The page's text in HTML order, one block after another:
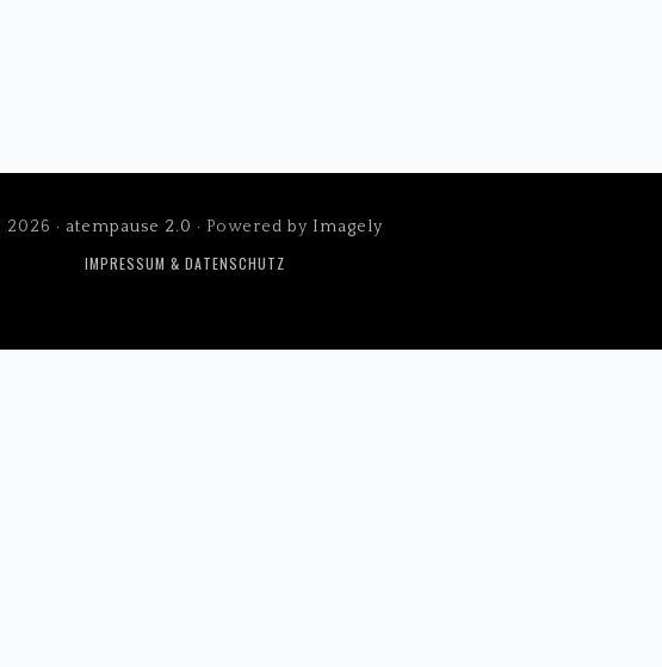
2026 · atempause 2.0 · Powered by Imagely
IMPRESSUM & DATENSCHUTZ